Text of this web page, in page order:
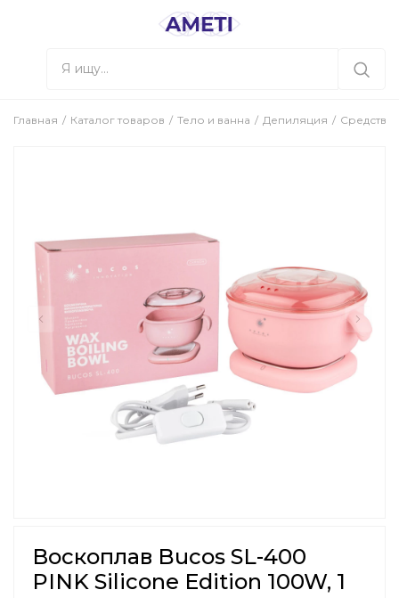
Главная Каталог товаров Тело и ванна Депиляция Средства
Воскоплав Bucos SL-400
PINK Silicone Edition 100W, 1